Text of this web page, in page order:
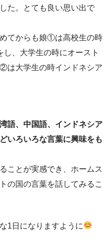
た。とても良い思い出で
てからも娘①は高校生の時
、大学生の時にオースト
は大学生の時インドネシア
語、中国語、インドネシア
いろいろな言葉に興味をも
ことが実感でき、ホームス
の国の言葉を話してみるこ
1日になりますように